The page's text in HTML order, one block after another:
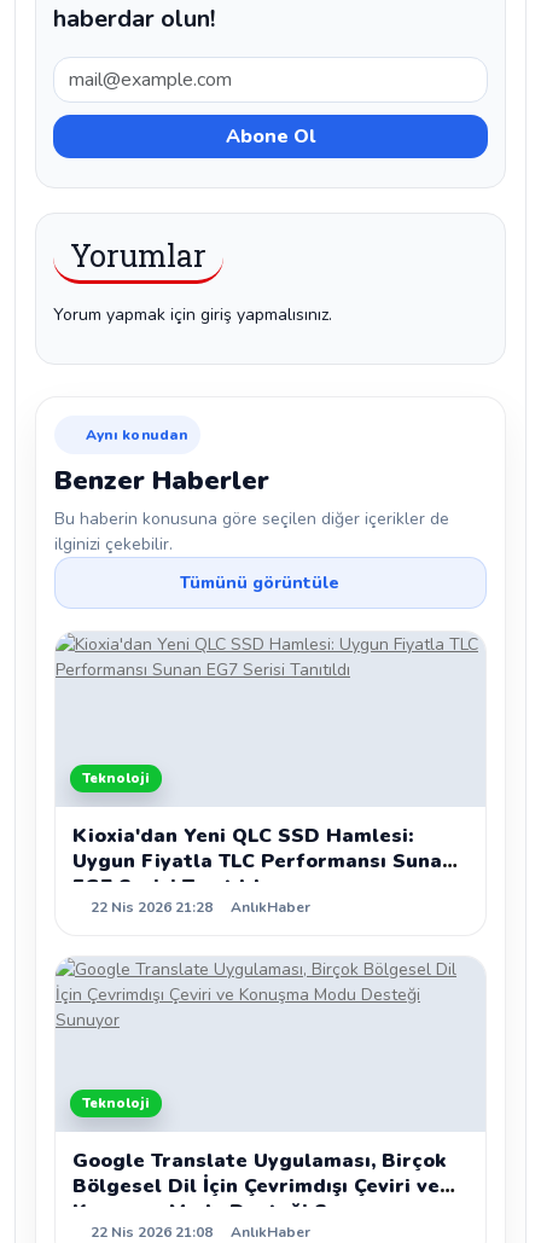
haberdar olun!
Yorumlar
Yorum yapmak için giriş yapmalısınız.
Aynı konudan
Benzer Haberler
Bu haberin konusuna göre seçilen diğer içerikler de
ilginizi çekebilir.
Tümünü görüntüle
Teknoloji
Kioxia'dan Yeni QLC SSD Hamlesi:
Uygun Fiyatla TLC Performansı Sunan
EG7 Serisi Tanıtıldı
22 Nis 2026 21:28 AnlıkHaber
Teknoloji
Google Translate Uygulaması, Birçok
Bölgesel Dil İçin Çevrimdışı Çeviri ve
Konuşma Modu Desteği Sunuyor
22 Nis 2026 21:08 AnlıkHaber